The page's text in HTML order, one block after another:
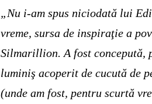
„Nu i-am spus niciodată lui
vreme, sursa de inspiraţie a
Silmarillion. A fost concepută,
luminiş acoperit de cucută de
(unde am fost, pentru scurtă